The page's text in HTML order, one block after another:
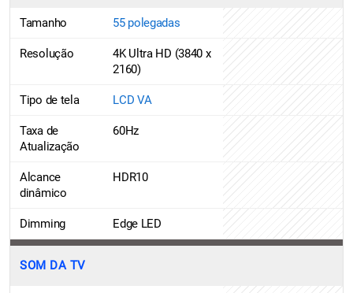
Tamanho 55 polegadas
Resolução
4K Ultra HD (3840 x
2160)
Tipo de tela LCD VA
Taxa de
Atualização
60Hz
Alcance
dinâmico
HDR10
Dimming Edge LED
SOM DA TV